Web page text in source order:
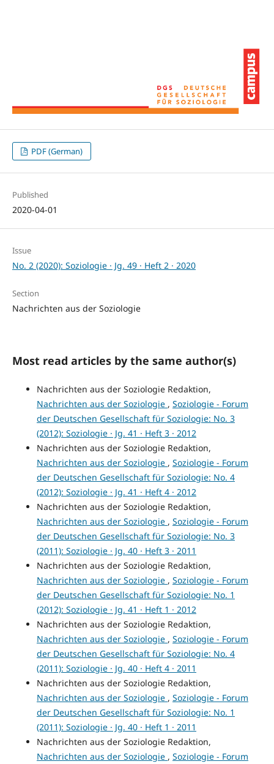
PDF (German)
Published
2020-04-01
Issue
No. 2 (2020): Soziologie · Jg. 49 · Heft 2 · 2020
Section
Nachrichten aus der Soziologie
Most read articles by the same author(s)
Nachrichten aus der Soziologie Redaktion,
Nachrichten aus der Soziologie , Soziologie - Forum
der Deutschen Gesellschaft für Soziologie: No. 3
(2012): Soziologie · Jg. 41 · Heft 3 · 2012
Nachrichten aus der Soziologie Redaktion,
Nachrichten aus der Soziologie , Soziologie - Forum
der Deutschen Gesellschaft für Soziologie: No. 4
(2012): Soziologie · Jg. 41 · Heft 4 · 2012
Nachrichten aus der Soziologie Redaktion,
Nachrichten aus der Soziologie , Soziologie - Forum
der Deutschen Gesellschaft für Soziologie: No. 3
(2011): Soziologie · Jg. 40 · Heft 3 · 2011
Nachrichten aus der Soziologie Redaktion,
Nachrichten aus der Soziologie , Soziologie - Forum
der Deutschen Gesellschaft für Soziologie: No. 1
(2012): Soziologie · Jg. 41 · Heft 1 · 2012
Nachrichten aus der Soziologie Redaktion,
Nachrichten aus der Soziologie , Soziologie - Forum
der Deutschen Gesellschaft für Soziologie: No. 4
(2011): Soziologie · Jg. 40 · Heft 4 · 2011
Nachrichten aus der Soziologie Redaktion,
Nachrichten aus der Soziologie , Soziologie - Forum
der Deutschen Gesellschaft für Soziologie: No. 1
(2011): Soziologie · Jg. 40 · Heft 1 · 2011
Nachrichten aus der Soziologie Redaktion,
Nachrichten aus der Soziologie , Soziologie - Forum